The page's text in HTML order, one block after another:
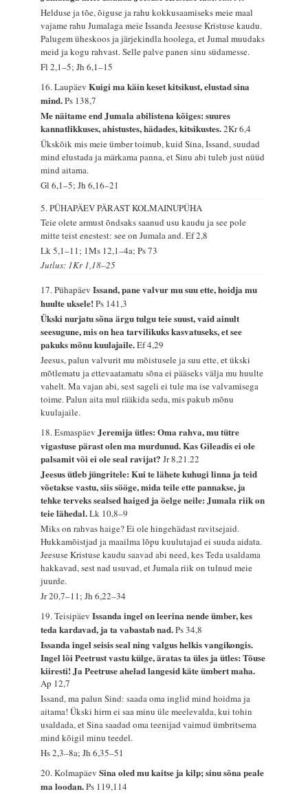
Helduse ja tõe, õiguse ja rahu kokkusaamiseks meie maal
vajame rahu Jumalaga meie Issanda Jeesuse Kristuse kaudu.
Palugem üheskoos ja järjekindla hoolega, et Jumal muudaks
meid ja kogu rahvast. Selle palve panen sinu südamesse.
Fl 2,1–5; Jh 6,1–15
16. LaupäevKuigi ma käin keset kitsikust, elustad sina
mind.Ps 138,7
Me näitame end Jumala abilistena kõiges: suures
kannatlikkuses, ahistustes, hädades, kitsikustes.2Kr 6,4
Ükskõik mis meie ümber toimub, kuid Sina, Issand, suudad
mind elustada ja märkama panna, et Sinu abi tuleb just nüüd
mind aitama.
Gl 6,1–5; Jh 6,16–21
5. PÜHAPÄEV PÄRAST KOLMAINUPÜHA
Teie olete armust õndsaks saanud usu kaudu ja see pole
mitte teist enestest: see on Jumala and.Ef 2,8
Lk 5,1–11; 1Ms 12,1–4a; Ps 73
Jutlus: 1Kr 1,18–25
17. PühapäevIssand, pane valvur mu suu ette, hoidja mu
huulte uksele!Ps 141,3
Ükski nurjatu sõna ärgu tulgu teie suust, vaid ainult
seesugune, mis on hea tarvilikuks kasvatuseks, et see
pakuks mõnu kuulajaile.Ef 4,29
Jeesus, palun valvurit mu mõistusele ja suu ette, et ükski
mõtlematu ja ettevaatamatu sõna ei pääseks välja mu huulte
vahelt. Ma vajan abi, sest sageli ei tule ma ise valvamisega
toime. Palun aita mul rääkida seda, mis pakub mõnu
kuulajaile.
18. EsmaspäevJeremija ütles: Oma rahva, mu tütre
vigastuse pärast olen ma murdunud. Kas Gileadis ei ole
palsamit või ei ole seal ravijat?Jr 8,21.22
Jeesus ütleb jüngritele: Kui te lähete kuhugi linna ja teid
võetakse vastu, siis sööge, mida teile ette pannakse, ja
tehke terveks sealsed haiged ja öelge neile: Jumala riik on
teie lähedal.Lk 10,8–9
Miks on rahvas haige? Ei ole hingehädast ravitsejaid.
Hukkamõistjad ja maailma lõpu kuulutajad ei suuda aidata.
Jeesuse Kristuse kaudu saavad abi need, kes Teda usaldama
hakkavad, sest nad usuvad, et Jumala riik on tulnud meie
juurde.
Jr 20,7–11; Jh 6,22–34
19. TeisipäevIssanda ingel on leerina nende ümber, kes
teda kardavad, ja ta vabastab nad.Ps 34,8
Issanda ingel seisis seal ning valgus helkis vangikongis.
Ingel lõi Peetrust vastu külge, äratas ta üles ja ütles: Tõuse
kiiresti! Ja Peetruse ahelad langesid käte ümbert maha.
Ap 12,7
Issand, ma palun Sind: saada oma inglid mind hoidma ja
aitama! Ükski hirm ei saa minu üle meelevalda, kui tohin
usaldada, et Sina saadad oma teenijad vaimud ümbritsema
mind kõigil minu teedel.
Hs 2,3–8a; Jh 6,35–51
20. KolmapäevSina oled mu kaitse ja kilp; sinu sõna peale
ma loodan.Ps 119,114